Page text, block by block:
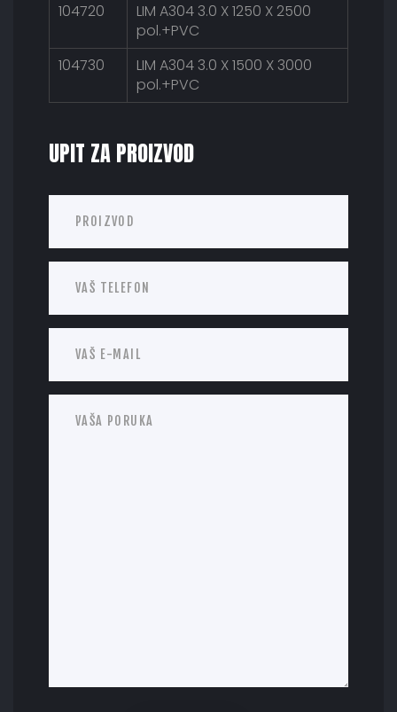
104720
LIM A304 3.0 X 1250 X 2500
pol.+PVC
104730
LIM A304 3.0 X 1500 X 3000
pol.+PVC
UPIT ZA PROIZVOD